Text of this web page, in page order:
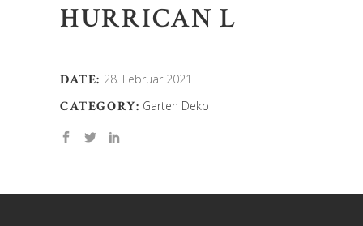
HURRICAN L
DATE: 28. Februar 2021
CATEGORY: Garten Deko